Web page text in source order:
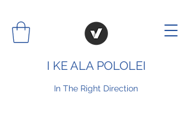
I KE ALA POLOLEI
In The Right Direction